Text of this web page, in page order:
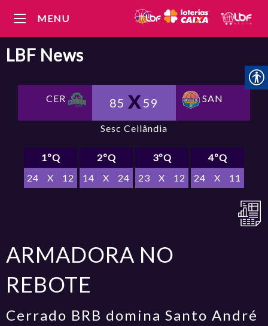
MENU
LBF News
CER 85 59 SAN
Sesc Ceilândia
1ºQ
24
X 12
2ºQ
14
X 24
3ºQ
23
X 12
4ºQ
24
X 11
ARMADORA NO
REBOTE
Cerrado BRB domina Santo André